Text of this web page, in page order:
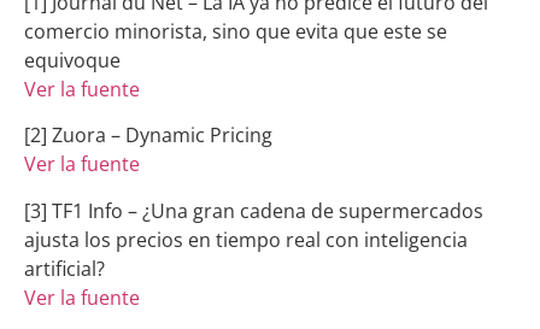
comercio minorista, sino que evita que este se
equivoque
Ver la fuente
[2] Zuora – Dynamic Pricing
Ver la fuente
[3] TF1 Info – ¿Una gran cadena de supermercados
ajusta los precios en tiempo real con inteligencia
artificial?
Ver la fuente